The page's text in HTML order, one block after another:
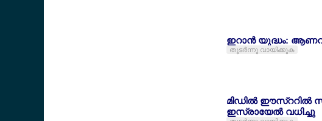
ഇറാന്‍ യുദ്ധം:
തുടര്‍ന്നു വായിക്കുക
മിഡില്‍ ഈസ്ററില്‍
ഇസ്രായേല്‍ വധിച്ചു